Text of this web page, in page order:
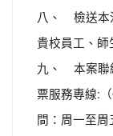
八、 檢送本
貴校員工、師
九、 本案聯
票服務專線:
間：周一至周